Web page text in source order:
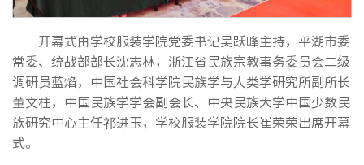
开幕式由学校服装学院党委书记吴跃峰主持，平湖市委
常委、统战部部长沈志林，浙江省民族宗教事务委员会二级
调研员蓝焰，中国社会科学院民族学与人类学研究所副所长
董文柱，中国民族学学会副会长、中央民族大学中国少数民
族研究中心主任祁进玉，学校服装学院院长崔荣荣出席开幕
式。